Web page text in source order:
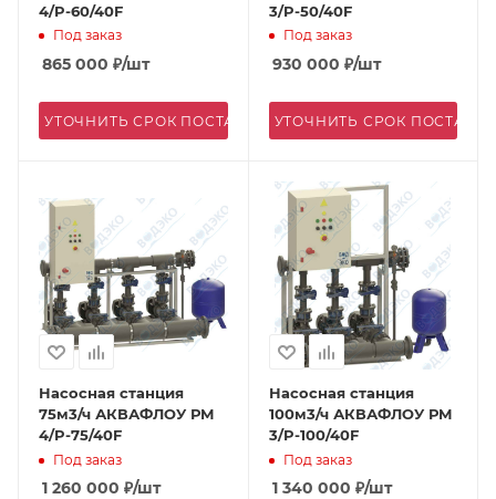
4/P-60/40F
Под заказ
865 000 ₽/шт
УТОЧНИТЬ СРОК ПОСТАВКИ
3/P-50/40F
Под заказ
930 000 ₽/шт
УТОЧНИТЬ СРОК
Насосная станция
75м3/ч АКВАФЛОУ РМ
4/P-75/40F
Под заказ
1 260 000 ₽/шт
Насосная станция
100м3/ч АКВАФЛОУ РМ
3/P-100/40F
Под заказ
1 340 000 ₽/шт